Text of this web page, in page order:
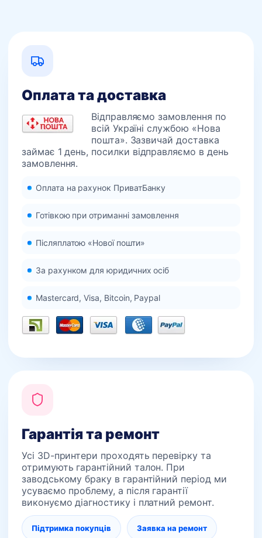
Оплата та доставка
Відправляємо замовлення по
всій Україні службою «Нова
пошта». Зазвичай доставка
займає 1 день, посилки відправляємо в день
замовлення.
Оплата на рахунок ПриватБанку
Готівкою при отриманні замовлення
Післяплатою «Нової пошти»
За рахунком для юридичних осіб
Mastercard, Visa, Bitcoin, Paypal
Гарантія та ремонт
Усі 3D-принтери проходять перевірку та
отримують гарантійний талон. При
заводському браку в гарантійний період ми
усуваємо проблему, а після гарантії
виконуємо діагностику і платний ремонт.
Підтримка покупців Заявка на ремонт